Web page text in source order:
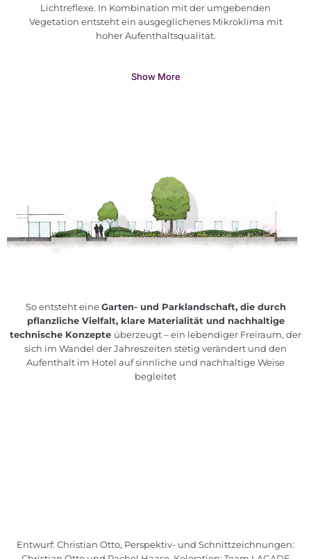
Lichtreflexe. In Kombination mit der umgebenden
Vegetation entsteht ein ausgeglichenes Mikroklima mit
hoher Aufenthaltsqualität.
Show More
So entsteht eineGarten- und Parklandschaft, die durch
pflanzliche Vielfalt, klare Materialität und nachhaltige
technische Konzepte überzeugt – ein lebendiger Freiraum, der
sich im Wandel der Jahreszeiten stetig verändert und den
Aufenthalt im Hotel auf sinnliche und nachhaltige Weise
begleitet
Entwurf: Christian Otto, Perspektiv- und Schnittzeichnungen: